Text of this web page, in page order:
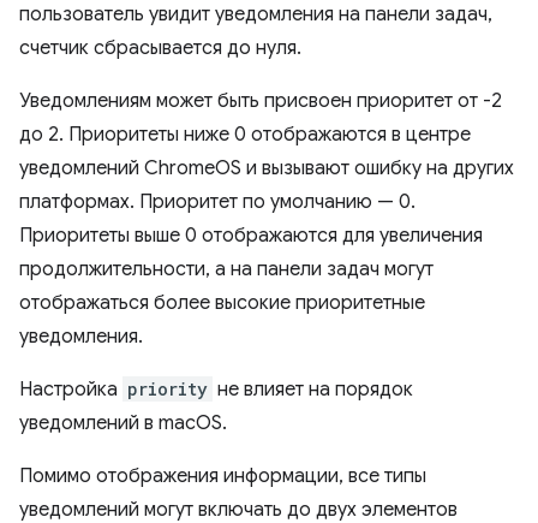
пользователь увидит уведомления на панели задач,
счетчик сбрасывается до нуля.
Уведомлениям может быть присвоен приоритет от -2
до 2. Приоритеты ниже 0 отображаются в центре
уведомлений ChromeOS и вызывают ошибку на других
платформах. Приоритет по умолчанию — 0.
Приоритеты выше 0 отображаются для увеличения
продолжительности, а на панели задач могут
отображаться более высокие приоритетные
уведомления.
Настройка priority не влияет на порядок
уведомлений в macOS.
Помимо отображения информации, все типы
уведомлений могут включать до двух элементов